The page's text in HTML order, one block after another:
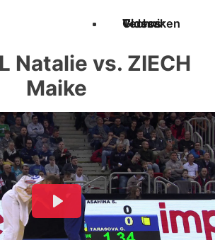
Techniken
Videos
Glossar
Natalie vs. ZIECH
Maike